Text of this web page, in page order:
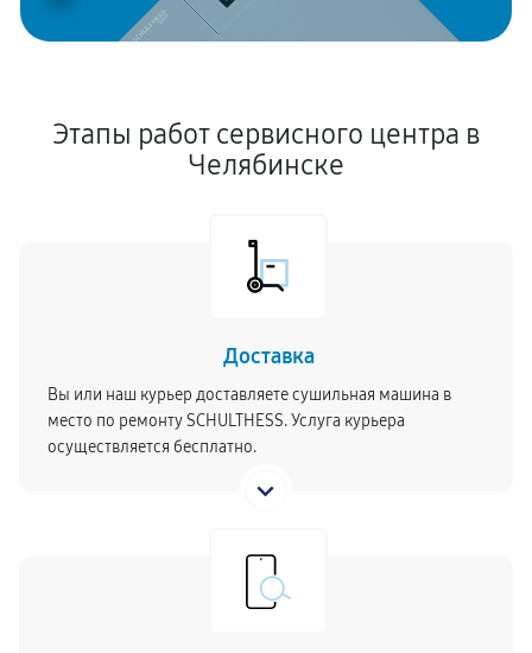
Этапы работ сервисного центра в
Челябинске
Доставка
Вы или наш курьер доставляете сушильная машина в
место по ремонту SCHULTHESS. Услуга курьера
осуществляется бесплатно.